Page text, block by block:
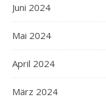
Juni 2024
Mai 2024
April 2024
März 2024